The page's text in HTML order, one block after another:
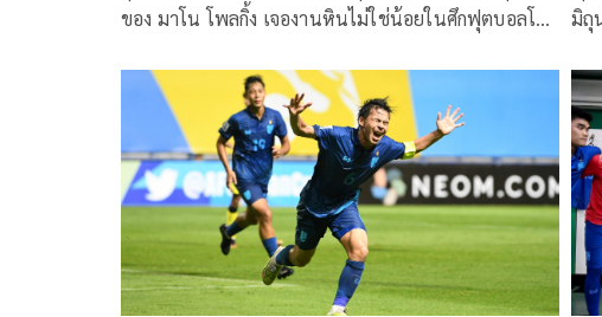
ของ มาโน โพลกิ้ง เจองานหินไม่ใช่น้อยในศึกฟุตบอลโลก
สายกับ “โสมขาว” เกาหลีใต้ และ “มังกรแดง” จีน ใน
การจับสลากแบ่งกลุ่มเมื่อวันที่ 27 กรกฎาคมที่ผ่านมา
มิถุ